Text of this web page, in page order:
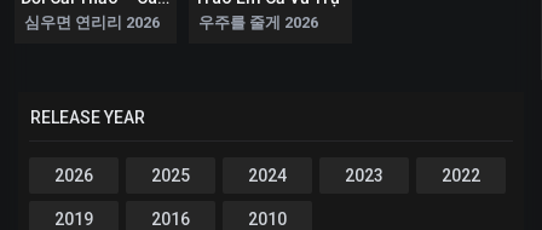
8
심우면 연리리 2026
8.7
우주를 줄게 2026
RELEASE YEAR
2026 2025 2024 2023 2022
2019 2016 2010